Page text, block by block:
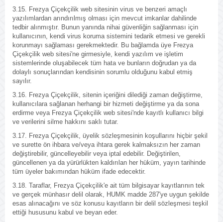
3.15. Frezya Çiçekçilik web sitesinin virus ve benzeri amaçlı
yazılımlardan arındırılmış olması için mevcut imkanlar dahilinde
tedbir alınmıştır. Bunun yanında nihai güvenliğin sağlanması için
kullanıcının, kendi virus koruma sistemini tedarik etmesi ve gerekli
korunmayı sağlaması gerekmektedir. Bu bağlamda üye Frezya
Çiçekçilik web sitesi'ne girmesiyle, kendi yazılım ve işletim
sistemlerinde oluşabilecek tüm hata ve bunların doğrudan ya da
dolaylı sonuçlarından kendisinin sorumlu olduğunu kabul etmiş
sayılır.
3.16. Frezya Çiçekçilik, sitenin içeriğini dilediği zaman değiştirme,
kullanıcılara sağlanan herhangi bir hizmeti değiştirme ya da sona
erdirme veya Frezya Çiçekçilik web sitesi'nde kayıtlı kullanıcı bilgi
ve verilerini silme hakkını saklı tutar.
3.17. Frezya Çiçekçilik, üyelik sözleşmesinin koşullarını hiçbir şekil
ve surette ön ihbara ve/veya ihtara gerek kalmaksızın her zaman
değiştirebilir, güncelleyebilir veya iptal edebilir. Değiştirilen,
güncellenen ya da yürürlükten kaldırılan her hüküm, yayın tarihinde
tüm üyeler bakımından hüküm ifade edecektir.
3.18. Taraflar, Frezya Çiçekçilik'e ait tüm bilgisayar kayıtlarının tek
ve gerçek münhasır delil olarak, HUMK madde 287'ye uygun şekilde
esas alınacağını ve söz konusu kayıtların bir delil sözleşmesi teşkil
ettiği hususunu kabul ve beyan eder.